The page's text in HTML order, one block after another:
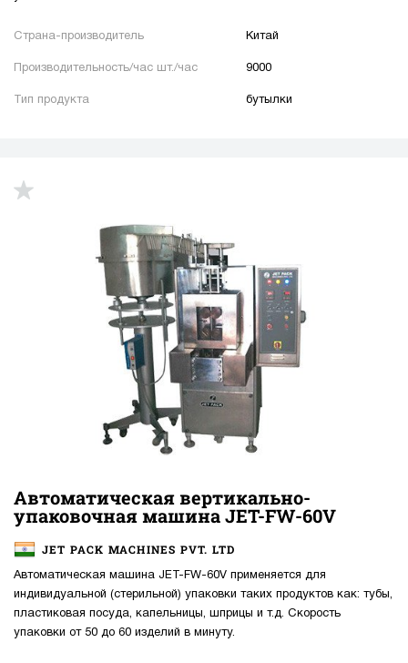
Страна-производитель Китай
Производительность/час шт./час 9000
Тип продукта бутылки
Автоматическая вертикально-
упаковочная машина JET-FW-60V
JET PACK MACHINES PVT. LTD
Автоматическая машина JET-FW-60V применяется для
индивидуальной (стерильной) упаковки таких продуктов как: тубы,
пластиковая посуда, капельницы, шприцы и т.д. Скорость
упаковки от 50 до 60 изделий в минуту.